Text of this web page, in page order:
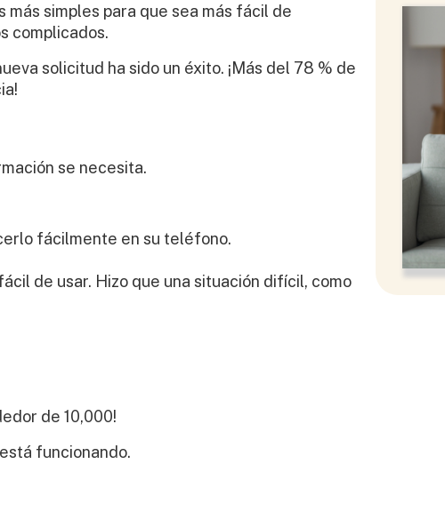
simples para que sea más fácil de
complicados.
solicitud ha sido un éxito. ¡Más del 78 % de
se necesita.
fácilmente en su teléfono.
de usar. Hizo que una situación difícil, como
de 10,000!
funcionando.